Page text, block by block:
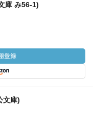
庫 み56-1)
文庫)